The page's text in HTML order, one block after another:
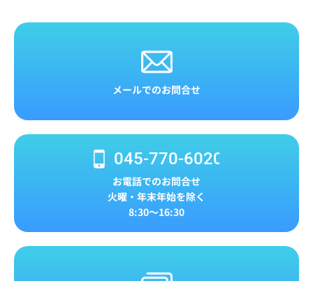
メールでのお問合せ
045-770-6020
お電話でのお問合せ
火曜・年末年始を除く
8:30～16:30